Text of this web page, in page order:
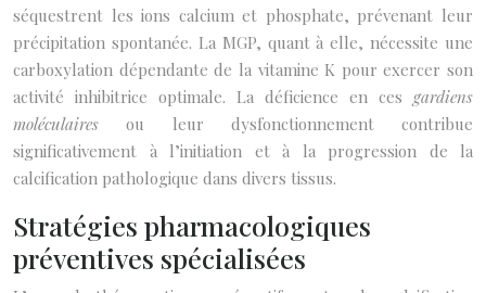
séquestrent les ions calcium et phosphate, prévenant leur
précipitation spontanée. La MGP, quant à elle, nécessite une
carboxylation dépendante de la vitamine K pour exercer son
activité inhibitrice optimale. La déficience en ces gardiens
moléculairesou leur dysfonctionnement contribue
significativement à l’initiation et à la progression de la
calcification pathologique dans divers tissus.
Stratégies pharmacologiques
préventives spécialisées